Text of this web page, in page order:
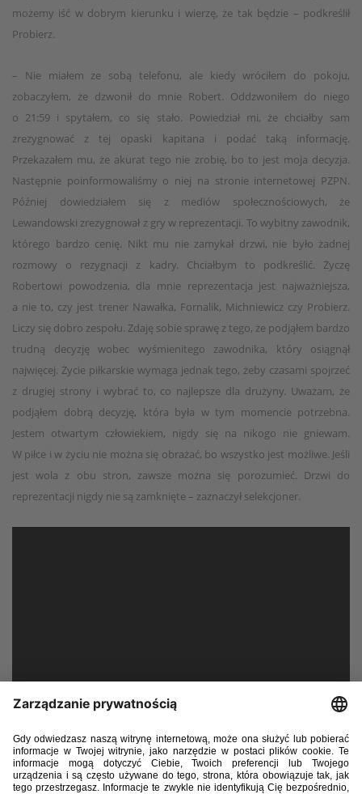
możemy iść w dobrym kierunku i wierzę, że tak będzie – podkreślił
Probierz.
– Nie miałem ze sobą telefonu, ale kiedy wróciłem do pokoju,
zobaczyłem, że dzwonił do mnie Robert. Oddzwoniłem do niego
o 21:59 i spytałem, co się stało. Powiedział mi, że chciałby sam
zrezygnować z tej opaski kapitana i podać taką informację.
Przekazałem mu, że akurat tego nie zrobię, bo to jest moja decyzja.
Następnie poinformowaliśmy o niej na stronie internetowej PZPN.
Później dowiedziałem się z mediów społecznościowych, że
Lewandowski zrezygnował z gry w reprezentacji. To wybitny zawodnik,
którego bardzo cenię. Nikt mu nie zamykał drzwi, nie było żadnej
rozmowy o rezygnacji z kadry. Chciałbym to podkreślić. Życzę
Robertowi powodzenia, dla mnie reprezentacja jest najważniejsza,
a nie to, czy jest trener Nawałka, Fornalik, Michniewicz czy Probierz.
Liczy się dobro zespołu. Zdaję sobie sprawę z tego, że podjąłem bardzo
trudną decyzję wobec wyśmienitego zawodnika, który osiągnął
najwięcej. Życie piłkarskie wymaga jednak tego, żeby czasami spojrzeć
z drugiej strony i wybrać to, co najlepsze dla drużyny. Uważam, że
podjąłem dobrą decyzję, która była w tym momencie potrzebna.
Jestem otwartym człowiekiem, nigdy się na nikogo nie gniewam.
W piłce i w życiu nie można się obrażać, bo wszystko jest możliwe. Jeśli
jest wola z obu stron, zawsze można się porozumieć. Drzwi do
reprezentacji nigdy nie są zamknięte – zaznaczył selekcjoner.